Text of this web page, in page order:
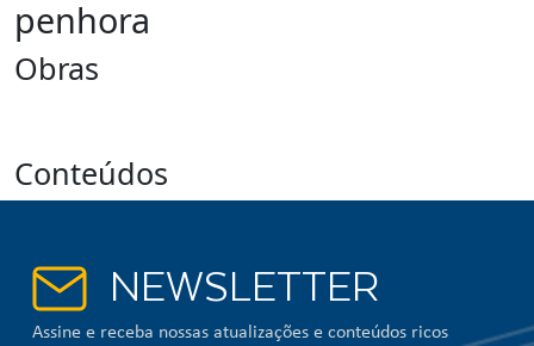
penhora
Obras
Conteúdos
NEWSLETTER
Assine e receba nossas atualizações e conteúdos ricos